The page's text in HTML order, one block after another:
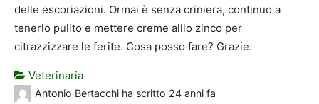
delle escoriazioni. Ormai è senza criniera, continuo a
tenerlo pulito e mettere creme alllo zinco per
citrazzizzare le ferite. Cosa posso fare? Grazie.
Veterinaria
Antonio Bertacchi ha scritto 24 anni fa